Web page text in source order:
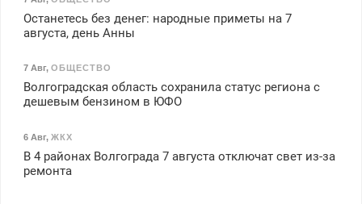
Останетесь без денег: народные приметы на 7
августа, день Анны
7 Авг, ОБЩЕСТВО
Волгоградская область сохранила статус региона с
дешевым бензином в ЮФО
6 Авг, ЖКХ
В 4 районах Волгограда 7 августа отключат свет из-за
ремонта